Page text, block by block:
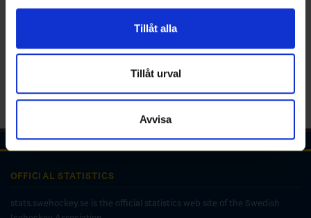
för sociala medier och analysera vår trafik. Vi
vidarebefordrar även sådana identifierare och annan
annons- och analysföretag som vi samarbetar med.
Dessa kan i sin tur kombinera informationen med annan
information som du har tillhandahållit eller som de har
samlat in när du har använt deras tjänster.
Tillåt alla
Tillåt urval
Avvisa
OFFICIAL STATISTICS
stats.swehockey.se is the official statistics web site of the Swedish